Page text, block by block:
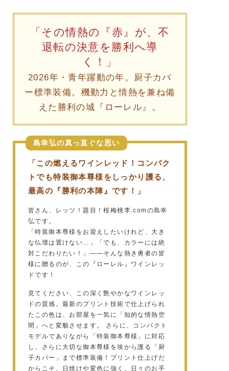
「その情熱の『赤』が、不
退転の決意を勝利へ導
く！」
2026年・青年躍動の年。厨子カバ
ー標準装備。機動力と情熱を兼ね備
えた勝利の城『ローレル』。
島幸弘の真っ直ぐな思い
「この燃えるワインレッド！コンパク
トでも特装御本尊様をしっかり護る、
最高の『勝利の本陣』です！」
皆さん、レッツ！題目！桜梅桃李.comの島幸
弘です。
「特装御本尊様をお迎えしたいけれど、大き
な仏壇は置けない…」「でも、カラーには絶
対こだわりたい！」——そんな熱き勇者の皆
様に贈るのが、この『ローレル』ワインレッ
ドです！
見てください、この深く艶やかなワインレッ
ドの質感。最新のプリント技術で仕上げられ
たこの色は、お部屋を一気に「知的な情熱空
間」へと変貌させます。 さらに、コンパクト
モデルでありながら「特装御本尊様」に対応
し、さらに大切な御本尊様を埃から護る「厨
子カバー」まで標準装備！プリント仕上げだ
からこそ、日焼けや変色に強く、日々のお手